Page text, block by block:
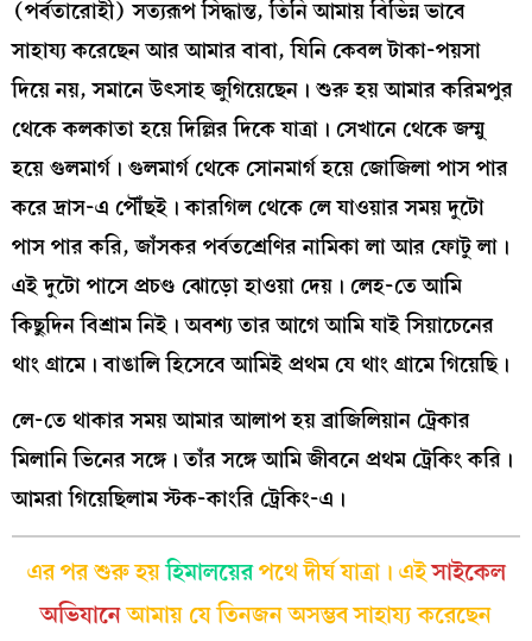
(পর্বতারোহী) সত্যরূপ সিদ্ধান্ত, তিনি আমায় বিভিন্ন ভাবে
সাহায্য করেছেন আর আমার বাবা, যিনি কেবল টাকা-পয়সা
দিয়ে নয়, সমানে উৎসাহ জুগিয়েছেন। শুরু হয় আমার করিমপুর
থেকে কলকাতা হয়ে দিল্লির দিকে যাত্রা। সেখানে থেকে জম্মু
হয়ে গুলমার্গ। গুলমার্গ থেকে সোনমার্গ হয়ে জোজিলা পাস পার
করে দ্রাস-এ পৌঁছই। কারগিল থেকে লে যাওয়ার সময় দুটো
পাস পার করি, জাঁসকর পর্বতশ্রেণির নামিকা লা আর ফোটু লা।
এই দুটো পাসে প্রচণ্ড ঝোড়ো হাওয়া দেয়। লেহ-তে আমি
কিছুদিন বিশ্রাম নিই। অবশ্য তার আগে আমি যাই সিয়াচেনের
থাং গ্রামে। বাঙালি হিসেবে আমিই প্রথম যে থাং গ্রামে গিয়েছি।
লে-তে থাকার সময় আমার আলাপ হয় ব্রাজিলিয়ান ট্রেকার
মিলানি ভিনের সঙ্গে। তাঁর সঙ্গে আমি জীবনে প্রথম ট্রেকিং করি।
আমরা গিয়েছিলাম স্টক-কাংরি ট্রেকিং-এ।
এর পর শুরু হয়হিমালয়েরপথে দীর্ঘ যাত্রা। এইসাইকেল
অভিযানেআমায় যে তিনজন অসম্ভব সাহায্য করেছেন